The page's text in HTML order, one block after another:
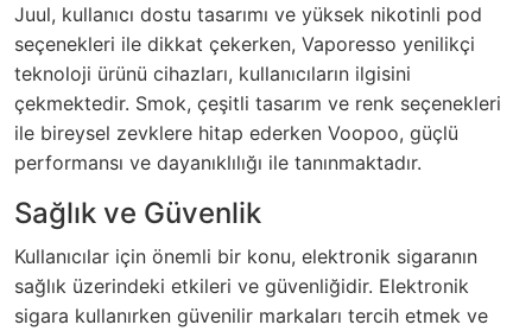
Juul, kullanıcı dostu tasarımı ve yüksek nikotinli pod
seçenekleri ile dikkat çekerken, Vaporesso yenilikçi
teknoloji ürünü cihazları, kullanıcıların ilgisini
çekmektedir. Smok, çeşitli tasarım ve renk seçenekleri
ile bireysel zevklere hitap ederken Voopoo, güçlü
performansı ve dayanıklılığı ile tanınmaktadır.
Sağlık ve Güvenlik
Kullanıcılar için önemli bir konu, elektronik sigaranın
sağlık üzerindeki etkileri ve güvenliğidir. Elektronik
sigara kullanırken güvenilir markaları tercih etmek ve